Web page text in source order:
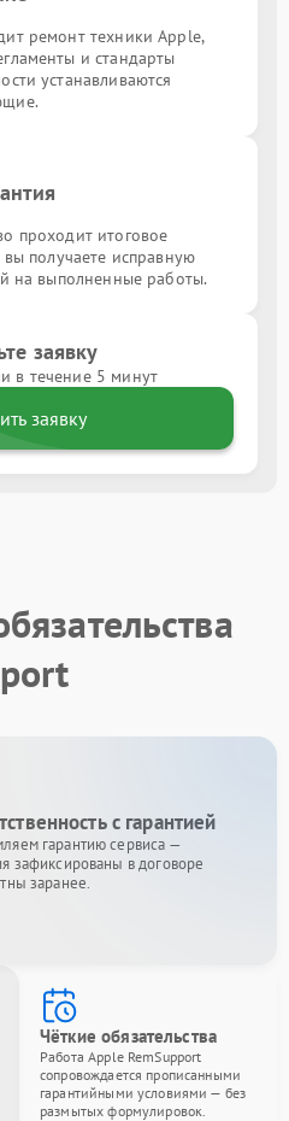
ремонт техники Apple,
и стандарты
устанавливаются
проходит итоговое
вы получаете исправную
на выполненные работы.
заявку
в течение 5 минут
заявку
с гарантией
гарантию сервиса —
зафиксированы в договоре
заранее.
Чёткие обязательства
Работа Apple RemSupport
сопровождается прописанными
гарантийными условиями — без
размытых формулировок.